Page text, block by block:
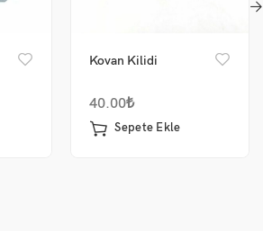
Kovan Kilidi
40.00₺
Sepete Ekle